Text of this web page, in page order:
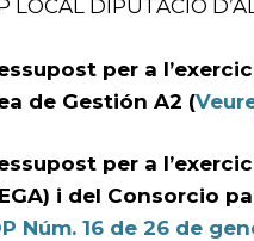
LOCAL DIPUTACIÓ
per a
de Gestión A2 (
per a
i del Consorcio
Núm. 16 de 26 de